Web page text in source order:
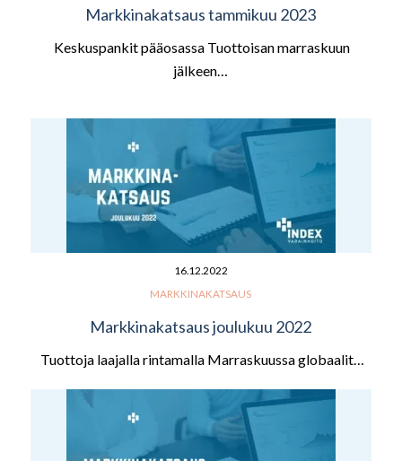
Markkinakatsaus tammikuu 2023
Keskuspankit pääosassa Tuottoisan marraskuun
jälkeen…
16.12.2022
MARKKINAKATSAUS
Markkinakatsaus joulukuu 2022
Tuottoja laajalla rintamalla Marraskuussa globaalit…